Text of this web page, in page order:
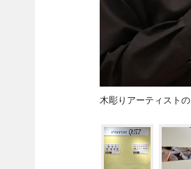
木彫りアーティスト